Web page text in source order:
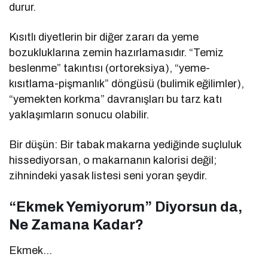
durur.
Kısıtlı diyetlerin bir diğer zararı da yeme
bozukluklarına zemin hazırlamasıdır. “Temiz
beslenme” takıntısı (ortoreksiya), “yeme-
kısıtlama-pişmanlık” döngüsü (bulimik eğilimler),
“yemekten korkma” davranışları bu tarz katı
yaklaşımların sonucu olabilir.
Bir düşün: Bir tabak makarna yediğinde suçluluk
hissediyorsan, o makarnanın kalorisi değil;
zihnindeki yasak listesi seni yoran şeydir.
“Ekmek Yemiyorum” Diyorsun da,
Ne Zamana Kadar?
Ekmek…